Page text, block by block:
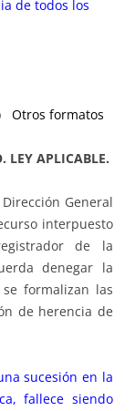
de todos los
Otros formatos
LEY APLICABLE.
General
interpuesto
de la
denegar la
formalizan las
de herencia de
sucesión en la
fallece siendo